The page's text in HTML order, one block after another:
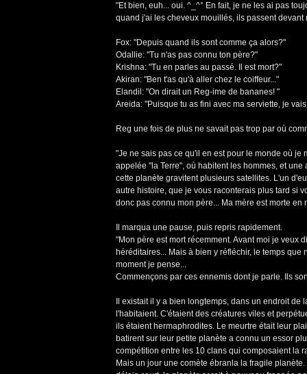
"Et bien, euh... oui. ^_^° En fait, je ne les ai pas
quand j'ai les cheveux mouillés, ils passent
Fox: "Depuis quand ils sont comme ça alors?"
Odallie: "Tu n'as pas connu ton père?"
Krishna: "Tu en parles au passé. Il est mort?"
Akiran: "Ben t'as qu'à aller chez le coiffeur..."
Elandil: "On dirait un Reg-ime de bananes! "
Areida: "Puisque tu as fini avec ma serviette, je
Reg une fois de plus ne savait pas trop par où
"Je ne sais pas ce qu'il en est pour le monde où
appelée "la Terre", où habitent les hommes, et
cette planète gravitent plusieurs satellites. L'un
autre histoire, que je vous raconterais plus tard si
donc pas connu mon père... Ma mère est morte
Il marqua une pause, puis repris rapidement.
"Mon père est mort récemment. Avant moi je veux
héréditaires... Mais à bien y réfléchir, le temps
moment je pense...
Commençons par ces ennemis dont je parle. Ils
Il existait il y a bien longtemps, dans un endroit
l'habitaient. C'étaient des créatures viles et
ils étaient hermaphrodites. Le meurtre était leur
batirent sur leur petite planète a connu un essor
compétition entre les 10 clans qui composaient la
Mais un jour une comète ébranla la fragile